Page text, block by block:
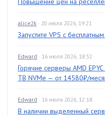
alice2k · 20 июля 2026, 19:21
Запустите VPS с
Edward · 16 июля 2026, 18:32
Горячие серверы AMD
TB NVMe — от 14580₽/
Edward · 16 июля 2026, 12:18
В наличии выделенный